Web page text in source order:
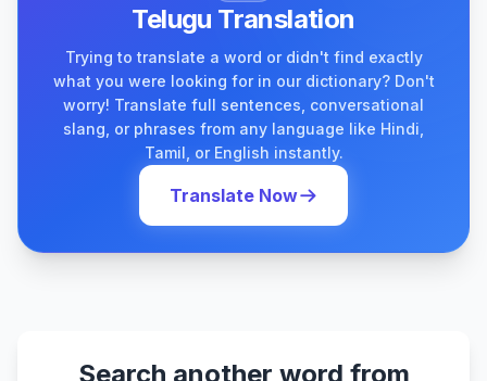
Telugu Translation
Trying to translate a word or didn't find exactly
what you were looking for in our dictionary? Don't
worry! Translate full sentences, conversational
slang, or phrases from any language like Hindi,
Tamil, or English instantly.
Translate Now
Search another word from